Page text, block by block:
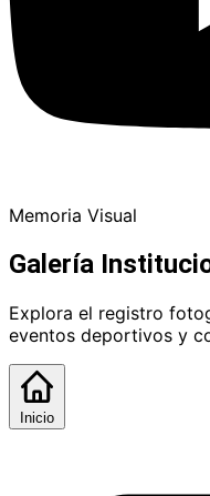
Memoria Visual
Galería
Explora el registro
eventos deportivos y
Inicio